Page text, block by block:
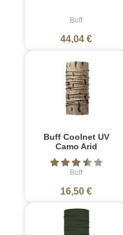
Buff
44,04 €
Buff Coolnet UV
Camo Arid
Buff
16,50 €